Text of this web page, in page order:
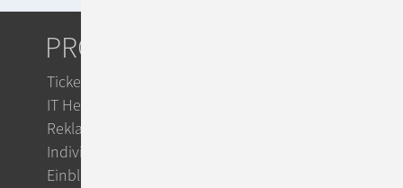
PRODUKTE
Ticketsystem
IT Helpdesk
Reklamationsmanagement
Individuelle Workflows
Einblicke